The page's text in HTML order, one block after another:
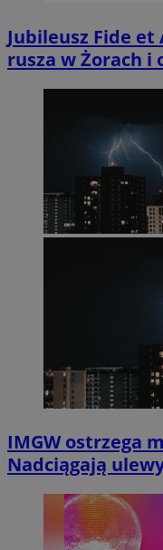
Jubileusz Fide
rusza w Żorach i
IMGW ostrzega
Nadciągają